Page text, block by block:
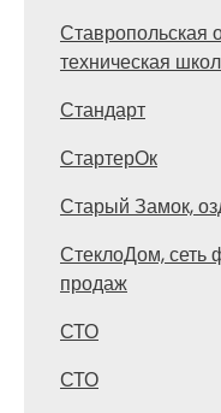
Ставропольская
техническая
Стандарт
СтартерОк
Старый Замок,
СтеклоДом,
продаж
СТО
СТО